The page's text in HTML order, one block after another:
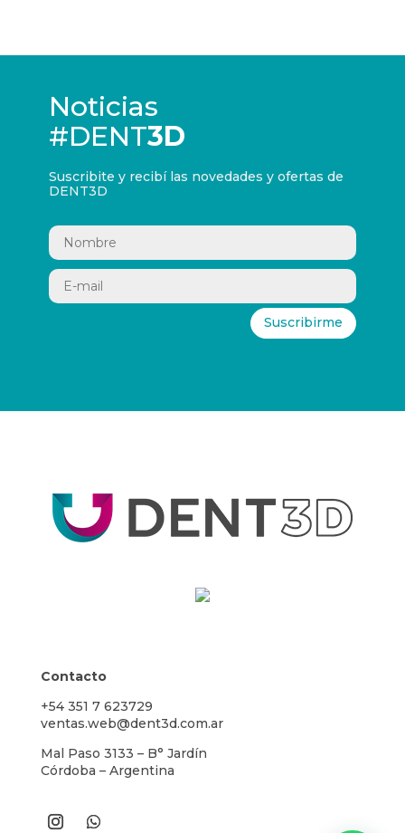
Noticias
#DENT3D
Suscribite y recibí las novedades y ofertas de
DENT3D
Suscribirme
Contacto
+54 351 7 623729
ventas.web@dent3d.com.ar
Mal Paso 3133 – B° Jardín
Córdoba – Argentina